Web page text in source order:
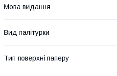
Мова видання
Вид палітурки
Тип поверхні паперу